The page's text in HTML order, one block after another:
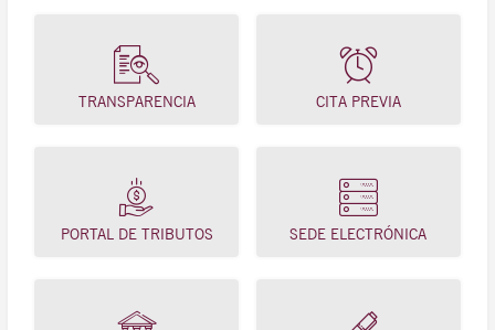
TRANSPARENCIA CITA PREVIA
PORTAL DE TRIBUTOS SEDE ELECTRÓNICA